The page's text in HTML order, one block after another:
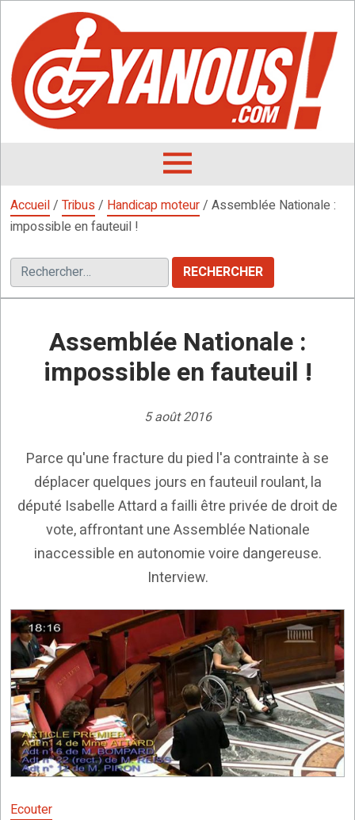
contenu
OUVRIR
MENU
Accueil/ Tribus/ Handicap moteur/ Assemblée Nationale :
impossible en fauteuil !
Rechercher :
Assemblée Nationale :
impossible en fauteuil !
5 août 2016
Parce qu'une fracture du pied l'a contrainte à se
déplacer quelques jours en fauteuil roulant, la
député Isabelle Attard a failli être privée de droit de
vote, affrontant une Assemblée Nationale
inaccessible en autonomie voire dangereuse.
Interview.
Ecouter